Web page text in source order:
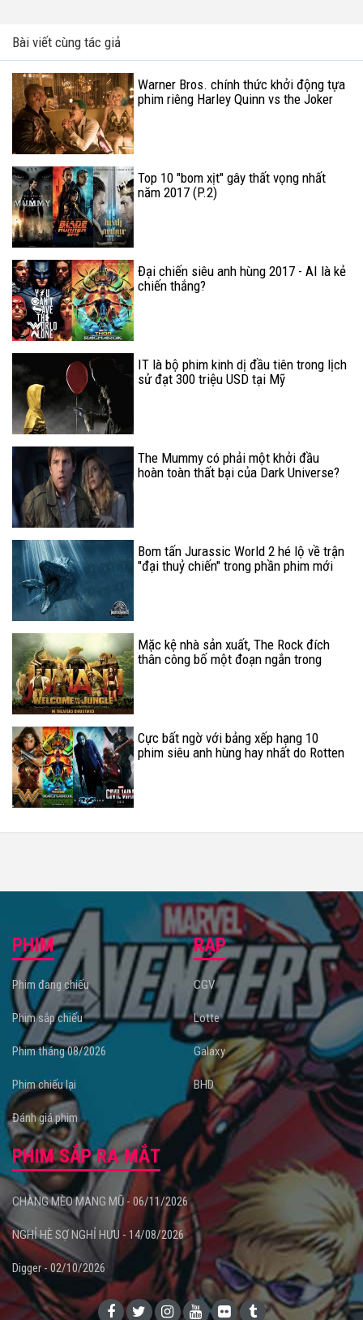
Bài viết cùng tác giả
Warner Bros. chính thức khởi động tựa
phim riêng Harley Quinn vs the Joker
Top 10 "bom xịt" gây thất vọng nhất
năm 2017 (P.2)
Đại chiến siêu anh hùng 2017 - AI là kẻ
chiến thắng?
IT là bộ phim kinh dị đầu tiên trong lịch
sử đạt 300 triệu USD tại Mỹ
The Mummy có phải một khởi đầu
hoàn toàn thất bại của Dark Universe?
Bom tấn Jurassic World 2 hé lộ về trận
"đại thuỷ chiến" trong phần phim mới
Mặc kệ nhà sản xuất, The Rock đích
thân công bố một đoạn ngắn trong
Cực bất ngờ với bảng xếp hạng 10
phim siêu anh hùng hay nhất do Rotten
PHIM
Phim đang chiếu
Phim sắp chiếu
Phim tháng 08/2026
Phim chiếu lại
Đánh giá phim
RẠP
CGV
Lotte
Galaxy
BHD
PHIM SẮP RA MẮT
CHÀNG MÈO MANG MŨ - 06/11/2026
NGHỈ HÈ SỢ NGHỈ HƯU - 14/08/2026
Digger - 02/10/2026